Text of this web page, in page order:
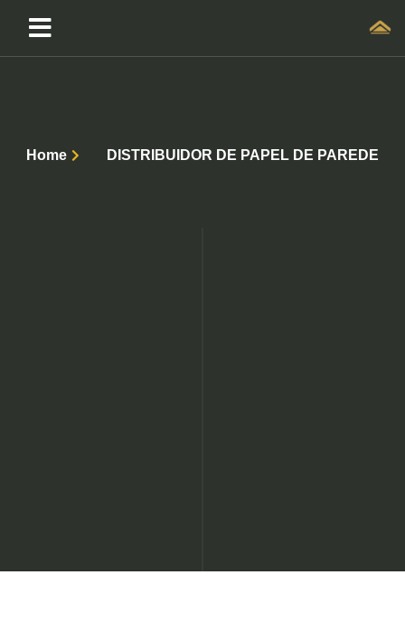
Home DISTRIBUIDOR DE PAPEL DE PAREDE